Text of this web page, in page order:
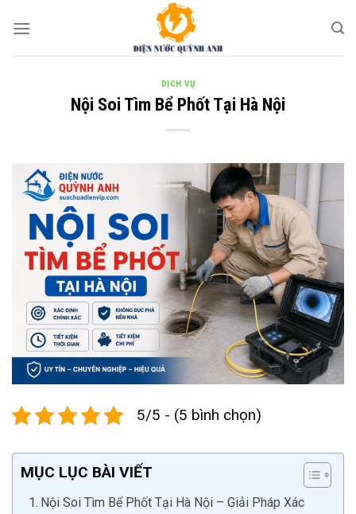
DỊCH VỤ
Nội Soi Tìm Bể Phốt Tại Hà Nội
5/5 - (5 bình chọn)
MỤC LỤC BÀI VIẾT
Nội Soi Tìm Bể Phốt Tại Hà Nội – Giải Pháp Xác